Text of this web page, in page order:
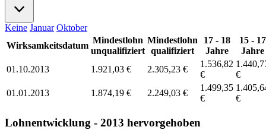
Keine Januar Oktober
Wirksamkeitsdatum
Mindestlohn
unqualifiziert
Mindestlohn
qualifiziert
17 - 18
Jahre
15 - 17
Jahre
01.10.2013
1.921,03 € 2.305,23 €
1.536,82
€
€
01.01.2013
1.874,19 € 2.249,03 €
1.499,35
€
€
Lohnentwicklung - 2013 hervorgehoben